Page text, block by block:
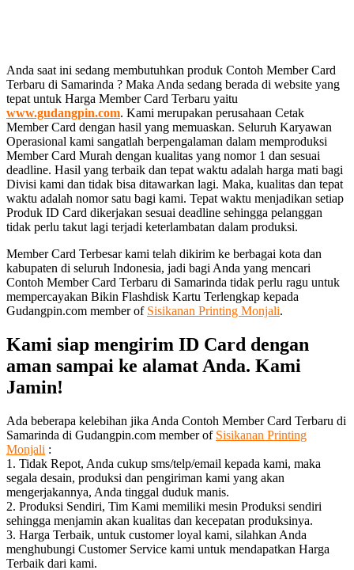
Anda saat ini sedang membutuhkan produk Contoh Member Card
Terbaru di Samarinda ? Maka Anda sedang berada di website yang
tepat untuk Harga Member Card Terbaru yaitu
www.gudangpin.com. Kami merupakan perusahaan Cetak
Member Card dengan hasil yang memuaskan. Seluruh Karyawan
Operasional kami sangatlah berpengalaman dalam memproduksi
Member Card Murah dengan kualitas yang nomor 1 dan sesuai
deadline. Hasil yang terbaik dan tepat waktu adalah harga mati bagi
Divisi kami dan tidak bisa ditawarkan lagi. Maka, kualitas dan tepat
waktu adalah nomor satu bagi kami. Tepat waktu menjadikan setiap
Produk ID Card dikerjakan sesuai deadline sehingga pelanggan
tidak perlu takut lagi terjadi keterlambatan dalam produksi.
Member Card Terbesar kami telah dikirim ke berbagai kota dan
kabupaten di seluruh Indonesia, jadi bagi Anda yang mencari
Contoh Member Card Terbaru di Samarinda tidak perlu ragu untuk
mempercayakan Bikin Flashdisk Kartu Terlengkap kepada
Gudangpin.com member of Sisikanan Printing Monjali.
Kami siap mengirim ID Card dengan
aman sampai ke alamat Anda. Kami
Jamin!
Ada beberapa kelebihan jika Anda Contoh Member Card Terbaru di
Samarinda di Gudangpin.com member of Sisikanan Printing
Monjali :
1. Tidak Repot, Anda cukup sms/telp/email kepada kami, maka
segala desain, produksi dan pengiriman kami yang akan
mengerjakannya, Anda tinggal duduk manis.
2. Produksi Sendiri, Tim Kami memiliki mesin Produksi sendiri
sehingga menjamin akan kualitas dan kecepatan produksinya.
3. Harga Terbaik, untuk customer loyal kami, silahkan Anda
menghubungi Customer Service kami untuk mendapatkan Harga
Terbaik dari kami.